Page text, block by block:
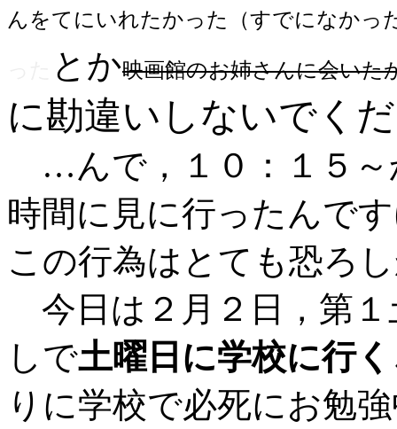
んをてにいれたかった（すでになかっ
とか映画館のお姉さんに会いた
に勘違いしないでく
…んで，１０：１５～
時間に見に行ったんで
この行為はとても恐ろ
今日は２月２日，第１
しで土曜日に学校に行
りに学校で必死にお勉